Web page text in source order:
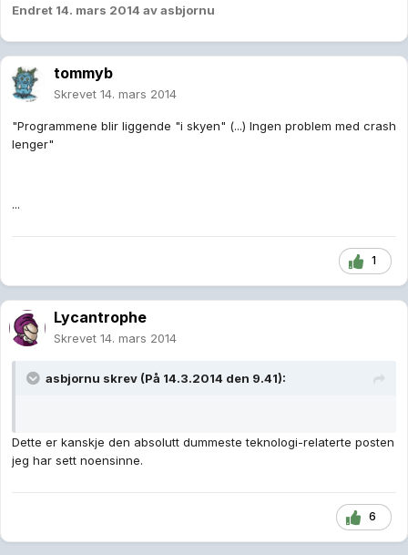
Endret 14. mars 2014 av asbjornu
tommyb
Skrevet 14. mars 2014
"Programmene blir liggende "i skyen" (...) Ingen problem med crash
lenger"
...
1
Lycantrophe
Skrevet 14. mars 2014
asbjornu skrev (På 14.3.2014 den 9.41):
Dette er kanskje den absolutt dummeste teknologi-relaterte posten
jeg har sett noensinne.
6